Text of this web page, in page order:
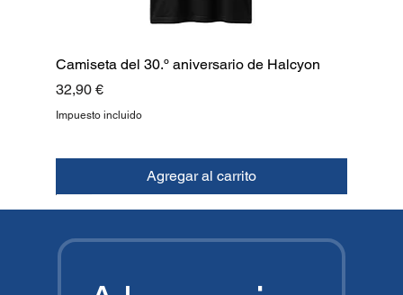
Camiseta del 30.º aniversario de Halcyon
Precio
32,90 €
Impuesto incluido
Agregar al carrito